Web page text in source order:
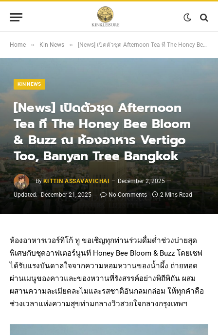
Home » Kin News » [News] เปิดตัวชุด Afternoon Tea ที The Honey Bee Bloom & Buzz ณ ห้องอาหาร Vertigo Too, Banyan Tree Bangkok
KIN NEWS
[News] เปิดตัวชุด Afternoon
Tea ที The Honey Bee Bloom
& Buzz ณ ห้องอาหาร Vertigo
Too, Banyan Tree Bangkok
By KITTIN ASSAVAVICHAI
December 2, 2025
Updated:
December 21, 2025 No Comments 2 Mins Read
ห้องอาหารเวอร์ทิโก้ ทู ขอเชิญทุกท่านร่วมดื่มด่ำช่วงบ่ายสุด
พิเศษกับชุดอาฟเตอร์นูนที Honey Bee Bloom & Buzz โดยเชฟ
ได้รับแรงบันดาลใจจากความหอมหวานของน้ำผึ้ง ถ่ายทอด
ผ่านเมนูของคาวและของหวานที่รังสรรค์อย่างพิถีพิถัน ผสม
ผสานความละเมียดละไมและรสชาติอันกลมกล่อม ให้ทุกคำคือ
ช่วงเวลาแห่งความสุขท่ามกลางวิวสวยใจกลางกรุงเทพฯ